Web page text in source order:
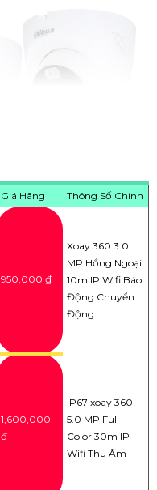
Giá Hãng Thông Số Chính
950,000 ₫
Xoay 360 3.0
MP Hồng Ngoại
10m IP Wifi Báo
Động Chuyển
Động
1,600,000
₫
IP67 xoay 360
5.0 MP Full
Color 30m IP
Wifi Thu Âm